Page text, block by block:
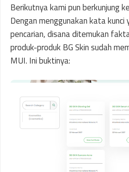
Berikutnya kami pun berkunjung ke
Dengan menggunakan kata
pencarian, disana ditemukan
produk-produk BG Skin sudah
MUI. Ini buktinya: